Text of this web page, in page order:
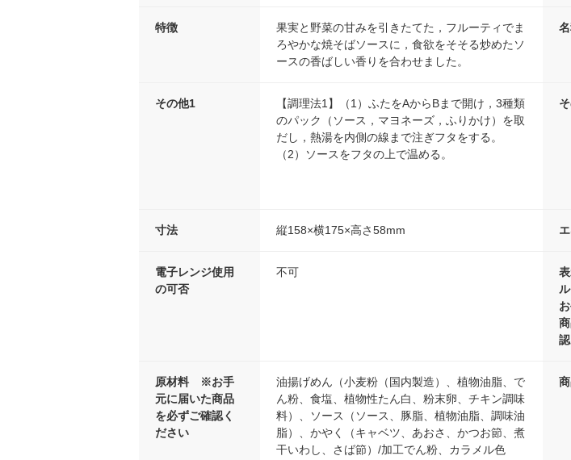
特徴
果実と野菜の甘みを引きたてた，フルーティでま
ろやかな焼そばソースに，食欲をそそる炒めたソ
ースの香ばしい香りを合わせました。
その他1
【調理法1】（1）ふたをAからBまで開け，3種類
のパック（ソース，マヨネーズ，ふりかけ）を取
だし，熱湯を内側の線まで注ぎフタをする。
（2）ソースをフタの上で温める。
寸法 縦158×横175×高さ58mm
電子レンジ使用
の可否
不可
原材料 ※お手
元に届いた商品
を必ずご確認く
ださい
油揚げめん（小麦粉（国内製造）、植物油脂、で
ん粉、食塩、植物性たん白、粉末卵、チキン調味
料）、ソース（ソース、豚脂、植物油脂、調味油
脂）、かやく（キャベツ、あおさ、かつお節、煮
干いわし、さば節）/加工でん粉、カラメル色